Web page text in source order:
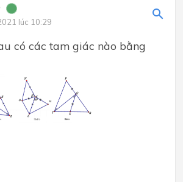
lúc 10:29
có các tam giác nào bằng